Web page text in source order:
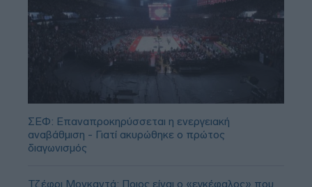
ΣΕΦ: Επαναπροκηρύσσεται η ενεργειακή
αναβάθμιση - Γιατί ακυρώθηκε ο πρώτος
διαγωνισμός
Τζέφρι Μονκαντά: Ποιος είναι ο «εγκέφαλος» που